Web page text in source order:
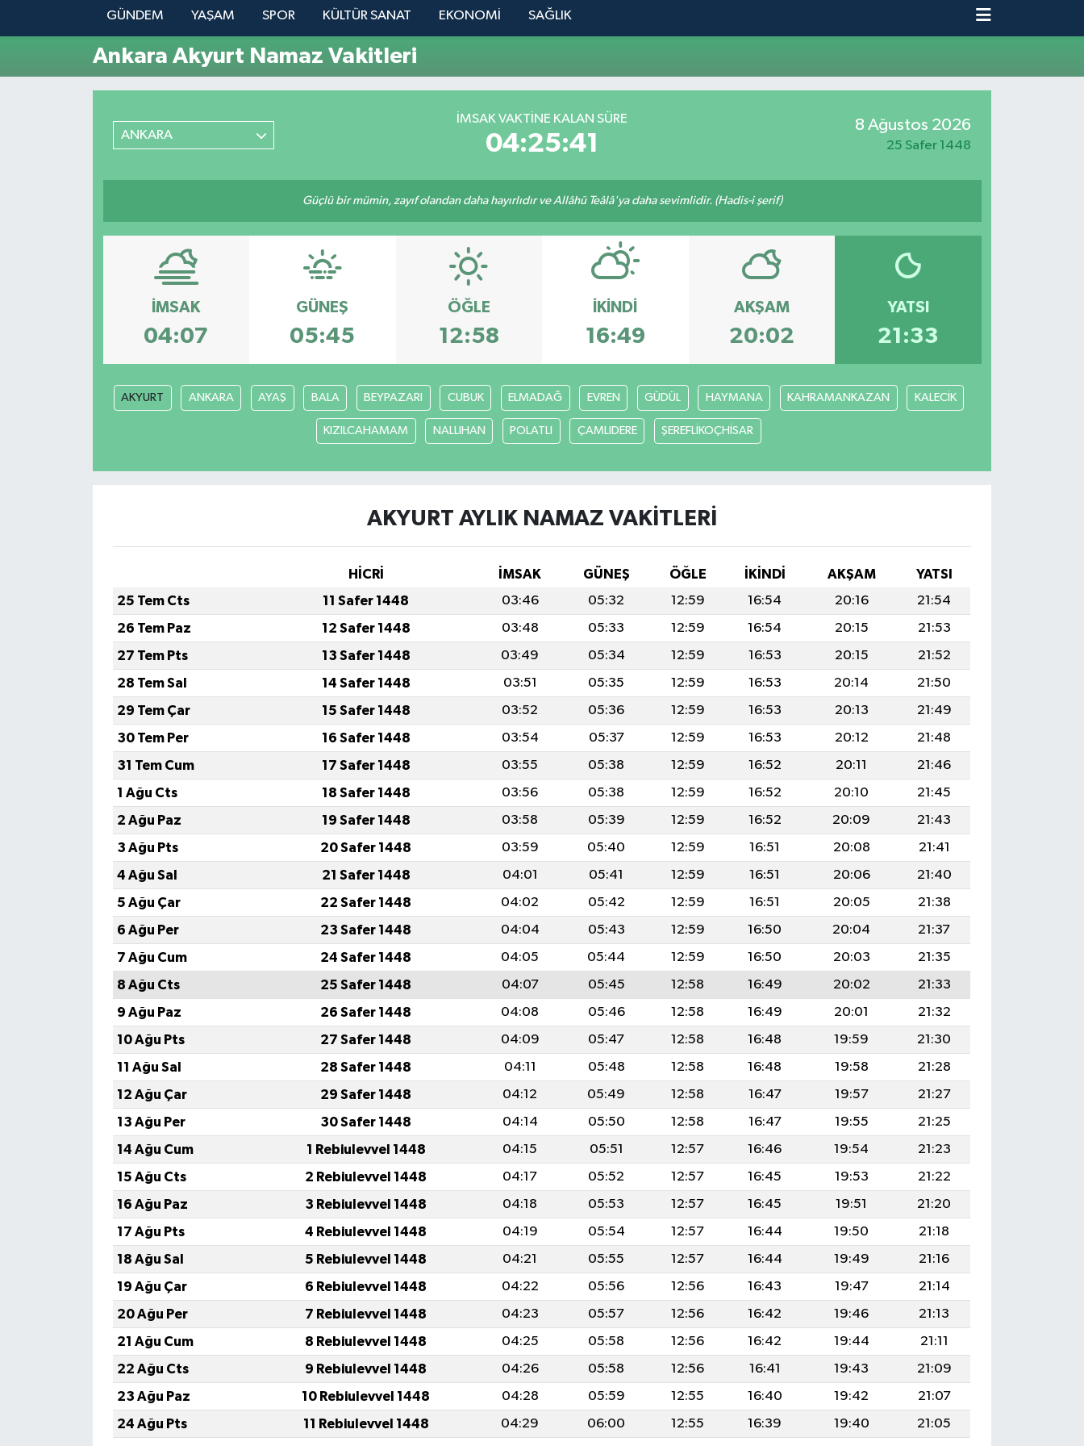
GÜNDEM YAŞAM SPOR KÜLTÜR SANAT EKONOMİ SAĞLIK
Ankara Akyurt Namaz Vakitleri
ANKARA
İMSAK VAKTINE KALAN SÜRE
04:25:41
8 Ağustos 2026
25 Safer 1448
Güçlü bir mümin, zayıf olandan daha hayırlıdır ve Allâhü Teâlâ'ya daha sevimlidir. (Hadis-i şerif)
İMSAK
04:07
GÜNEŞ
05:45
ÖĞLE
12:58
İKINDI
16:49
AKŞAM
20:02
YATSI
21:33
AKYURT ANKARA AYAŞ BALA BEYPAZARI CUBUK ELMADAĞ EVREN GÜDÜL HAYMANA KAHRAMANKAZAN KALECİK
KIZILCAHAMAM NALLIHAN POLATLI ÇAMLIDERE ŞEREFLİKOÇHİSAR
AKYURT AYLIK NAMAZ VAKITLERI
HİCRİ İMSAK GÜNEŞ ÖĞLE İKINDI AKŞAM
YATSI
25 Tem Cts
11 Safer 1448 03:46 05:32 12:59 16:54 20:16
21:54
26 Tem Paz
12 Safer 1448 03:48 05:33 12:59 16:54 20:15
21:53
27 Tem Pts
13 Safer 1448 03:49 05:34 12:59 16:53 20:15
21:52
28 Tem Sal
14 Safer 1448 03:51 05:35 12:59 16:53 20:14
21:50
29 Tem Çar
15 Safer 1448 03:52 05:36 12:59 16:53 20:13
21:49
30 Tem Per
16 Safer 1448 03:54 05:37 12:59 16:53 20:12
21:48
31 Tem Cum
17 Safer 1448 03:55 05:38 12:59 16:52 20:11
21:46
1 Ağu Cts
18 Safer 1448 03:56 05:38 12:59 16:52 20:10
21:45
2 Ağu Paz
19 Safer 1448 03:58 05:39 12:59 16:52 20:09
21:43
3 Ağu Pts
20 Safer 1448 03:59 05:40 12:59 16:51 20:08
21:41
4 Ağu Sal
21 Safer 1448 04:01 05:41 12:59 16:51 20:06
21:40
5 Ağu Çar
22 Safer 1448 04:02 05:42 12:59 16:51 20:05
21:38
6 Ağu Per
23 Safer 1448 04:04 05:43 12:59 16:50 20:04
21:37
7 Ağu Cum
24 Safer 1448 04:05 05:44 12:59 16:50 20:03
21:35
8 Ağu Cts
25 Safer 1448 04:07 05:45 12:58 16:49 20:02
21:33
9 Ağu Paz
26 Safer 1448 04:08 05:46 12:58 16:49 20:01
21:32
10 Ağu Pts
27 Safer 1448 04:09 05:47 12:58 16:48 19:59
21:30
11 Ağu Sal
28 Safer 1448 04:11 05:48 12:58 16:48 19:58
21:28
12 Ağu Çar
29 Safer 1448 04:12 05:49 12:58 16:47 19:57
21:27
13 Ağu Per
30 Safer 1448 04:14 05:50 12:58 16:47 19:55
21:25
14 Ağu Cum
1 Rebiulevvel 1448 04:15 05:51 12:57 16:46 19:54
21:23
15 Ağu Cts
2 Rebiulevvel 1448 04:17 05:52 12:57 16:45 19:53
21:22
16 Ağu Paz
3 Rebiulevvel 1448 04:18 05:53 12:57 16:45 19:51
21:20
17 Ağu Pts
4 Rebiulevvel 1448 04:19 05:54 12:57 16:44 19:50
21:18
18 Ağu Sal
5 Rebiulevvel 1448 04:21 05:55 12:57 16:44 19:49
21:16
19 Ağu Çar
6 Rebiulevvel 1448 04:22 05:56 12:56 16:43 19:47
21:14
20 Ağu Per
7 Rebiulevvel 1448 04:23 05:57 12:56 16:42 19:46
21:13
21 Ağu Cum
8 Rebiulevvel 1448 04:25 05:58 12:56 16:42 19:44
21:11
22 Ağu Cts
9 Rebiulevvel 1448 04:26 05:58 12:56 16:41 19:43
21:09
23 Ağu Paz
10 Rebiulevvel 1448 04:28 05:59 12:55 16:40 19:42
21:07
24 Ağu Pts
11 Rebiulevvel 1448 04:29 06:00 12:55 16:39 19:40
21:05